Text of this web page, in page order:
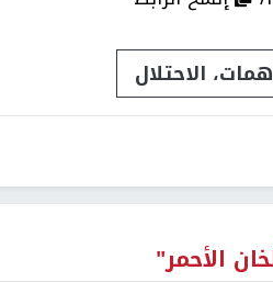
الاحتلال
الأحمر"